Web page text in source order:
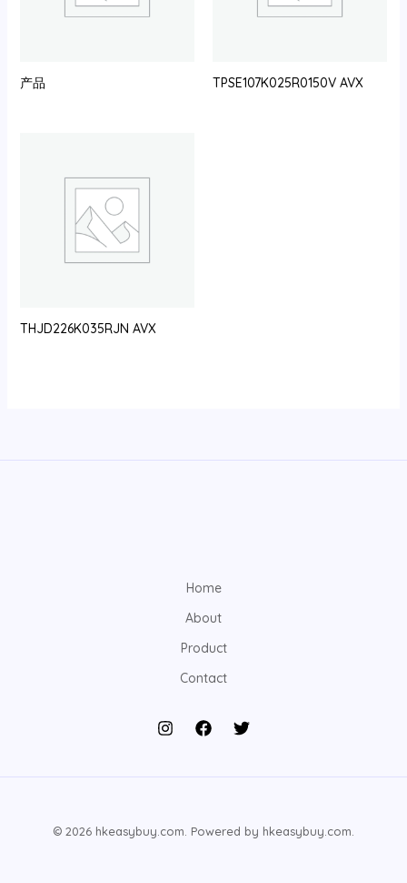
产品 TPSE107K025R0150V AVX
THJD226K035RJN AVX
Home
About
Product
Contact
© 2026 hkeasybuy.com. Powered by hkeasybuy.com.